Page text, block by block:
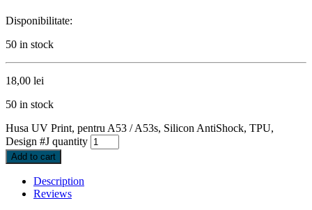
Disponibilitate:
50 in stock
18,00 lei
50 in stock
Husa UV Print, pentru A53 / A53s, Silicon AntiShock, TPU,
Design #J quantity
Add to cart
Description
Reviews